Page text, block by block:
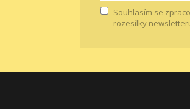
Souhlasím se
rozesílky